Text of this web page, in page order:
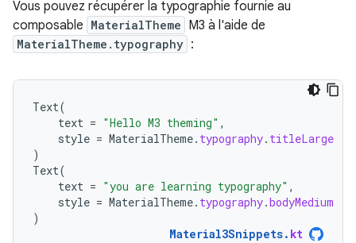
Vous pouvez récupérer la typographie fournie au
composable MaterialTheme M3 à l'aide de
MaterialTheme.typography :
Text(
text = "Hello M3 theming" ,
style = MaterialTheme. typography. titleLarge
)
Text(
text = "you are learning typography" ,
style = MaterialTheme. typography.bodyMedium
)
Material3Snippets. kt